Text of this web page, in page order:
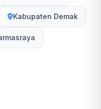
Kabupaten Demak